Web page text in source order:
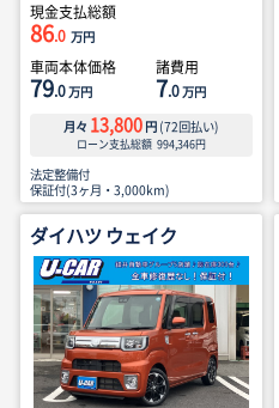
現金支払総額
86.0 万円
車両本体価格
79.0万円
諸費用
7.0万円
月々 13,800 円 (72回払い)
ローン支払総額 994,346円
法定整備付
保証付(3ヶ月・3,000km)
ダイハツ ウェイク